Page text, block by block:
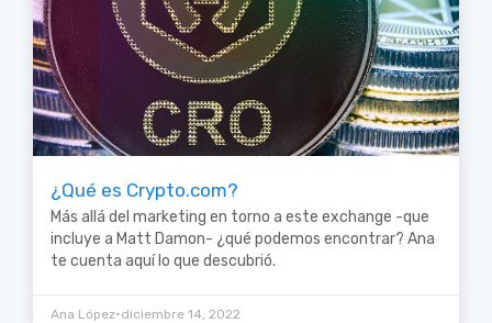
¿Qué es Crypto.com?
Más allá del marketing en torno a este exchange -que
incluye a Matt Damon- ¿qué podemos encontrar? Ana
te cuenta aquí lo que descubrió.
Ana López•diciembre 14, 2022